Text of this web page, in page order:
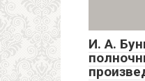
И. А.